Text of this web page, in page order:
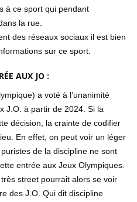
à ce sport qui pendant
la rue.
des réseaux sociaux il est bien
sur ce sport.
AUX JO :
a voté à l’unanimité
J.O. à partir de 2024. Si la
décision, la crainte de codifier
En effet, on peut voir un léger
de la discipline ne sont
entrée aux Jeux Olympiques.
street pourrait alors se voir
des J.O. Qui dit discipline